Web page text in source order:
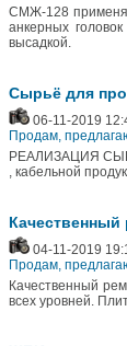
СМЖ-128
анкерных
высадкой.
Сырьё для
06-11-2019
Продам,
РЕАЛИЗАЦИЯ
, кабельной
Качественный
04-11-2019
Продам,
Качественный
всех уровней.